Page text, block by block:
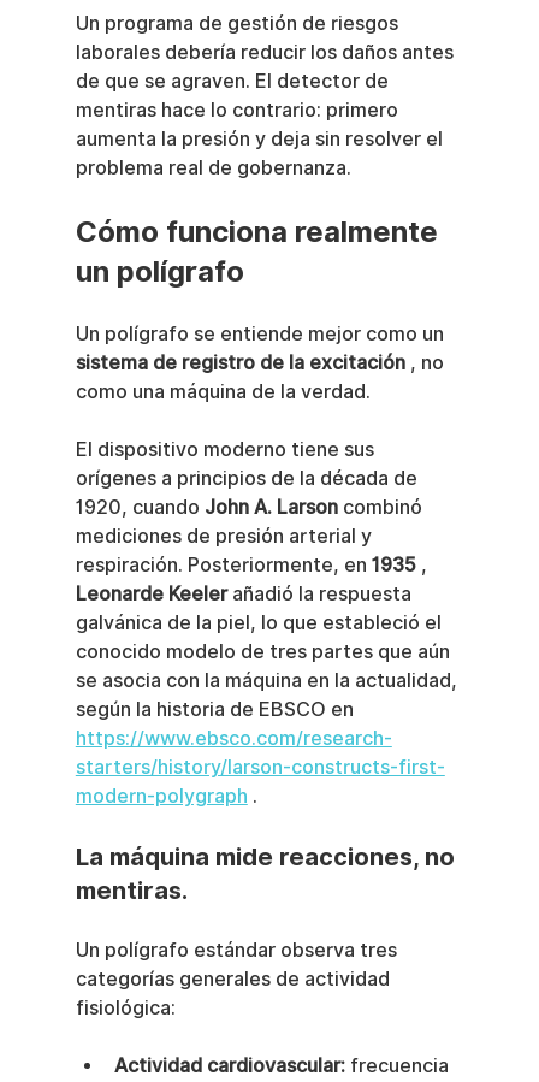
Un programa de gestión de riesgos
laborales debería reducir los daños antes
de que se agraven. El detector de
mentiras hace lo contrario: primero
aumenta la presión y deja sin resolver el
problema real de gobernanza.
Cómo funciona realmente
un polígrafo
Un polígrafo se entiende mejor como un
sistema de registro de la excitación , no
como una máquina de la verdad.
El dispositivo moderno tiene sus
orígenes a principios de la década de
1920, cuando John A. Larson combinó
mediciones de presión arterial y
respiración. Posteriormente, en 1935 ,
Leonarde Keeler añadió la respuesta
galvánica de la piel, lo que estableció el
conocido modelo de tres partes que aún
se asocia con la máquina en la actualidad,
según la historia de EBSCO en
https://www.ebsco.com/research-
starters/history/larson-constructs-first-
modern-polygraph .
La máquina mide reacciones, no
mentiras.
Un polígrafo estándar observa tres
categorías generales de actividad
fisiológica:
Actividad cardiovascular: frecuencia